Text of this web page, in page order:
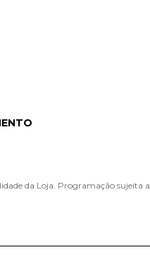
da Loja. Programação sujeita a